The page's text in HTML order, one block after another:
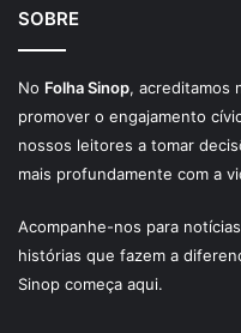
SOBRE
No Folha Sinop, acreditamos
promover o engajamento
nossos leitores a tomar
mais profundamente com a
Acompanhe-nos para
histórias que fazem a
Sinop começa aqui.